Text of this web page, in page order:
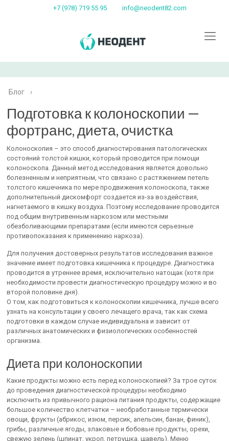
+7 (978) 719 55 95 info@neodent82.com
Блог ›
Подготовка к колоноскопии —
фортранс, диета, очистка
Колоноскопия – это способ диагностирования патологических
состояний толстой кишки, который проводится при помощи
колоноскопа. Данный метод исследования является довольно
болезненным и неприятным, что связано с растяжением петель
толстого кишечника по мере продвижения колоноскопа, также
дополнительный дискомфорт создается из-за воздействия,
нагнетаемого в кишку воздуха. Поэтому исследование проводится
под общим внутривенным наркозом или местными
обезболивающими препаратами (если имеются серьезные
противопоказания к применению наркоза).
Для получения достоверных результатов исследования важное
значение имеет подготовка кишечника к процедуре. Диагностика
проводится в утреннее время, исключительно натощак (хотя при
необходимости провести диагностическую процедуру можно и во
второй половине дня).
О том, как подготовиться к колоноскопии кишечника, лучше всего
узнать на консультации у своего лечащего врача, так как схема
подготовки в каждом случае индивидуальна и зависит от
различных анатомических и физиологических особенностей
организма.
Диета при колоноскопии
Какие продукты можно есть перед колоноскопией? За трое суток
до проведения диагностической процедуры необходимо
исключить из привычного рациона питания продукты, содержащие
большое количество клетчатки – необработанные термически
овощи, фрукты (абрикос, изюм, персик, апельсин, банан, финик),
грибы, различные ягоды, злаковые и бобовые продукты, орехи,
свежую зелень (шпинат, укроп, петрушка, щавель). Меню